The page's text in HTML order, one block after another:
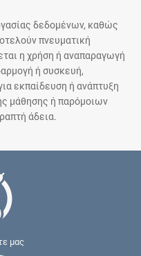
δεδομένων, καθώς
πνευματική
η χρήση ή αναπαραγωγή
ή συσκευή,
εκπαίδευση ή ανάπτυξη
μάθησης ή παρόμοιων
άδεια.
μας